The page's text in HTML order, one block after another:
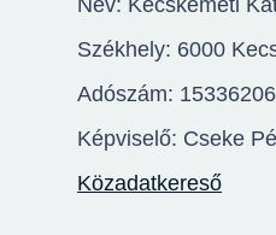
Jegyvásárlás
Név: Kecskeméti
Székhely: 6000
Adószám:
Képviselő: Cseke
Közadatkereső